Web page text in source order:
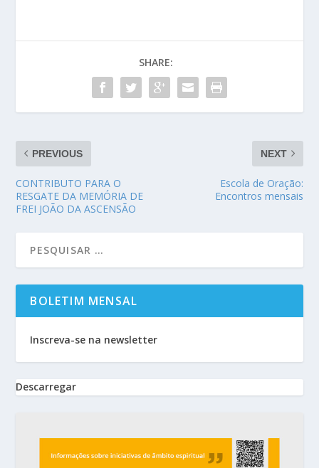
SHARE:
PREVIOUS
CONTRIBUTO PARA O
RESGATE DA MEMÓRIA DE
FREI JOÃO DA ASCENSÃO
NEXT
Escola de Oração:
Encontros mensais
BOLETIM MENSAL
Inscreva-se na newsletter
Descarregar